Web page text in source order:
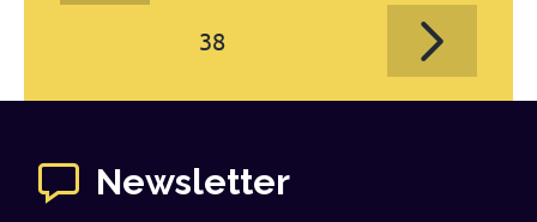
38
Newsletter